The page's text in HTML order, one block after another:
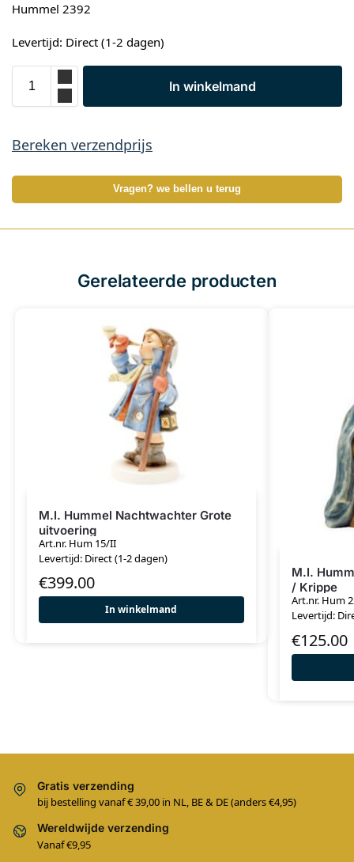
Hummel 2392
Levertijd: Direct (1-2 dagen)
In winkelmand
Bereken verzendprijs
Vragen? we bellen u terug
Gerelateerde producten
M.I. Hummel Nachtwachter Grote
uitvoering
Art.nr. Hum 15/II
Levertijd: Direct (1-2 dagen)
€399.00
In winkelmand
M.I.
/ Krippe
Art.nr. Hum
Levertijd:
€125.00
Gratis verzending
bij bestelling vanaf € 39,00 in NL, BE & DE (anders €4,95)
Wereldwijde verzending
Vanaf €9,95